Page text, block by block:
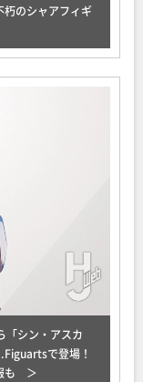
朽のシャアフィギ
「シン・アスカ
で登場！
も